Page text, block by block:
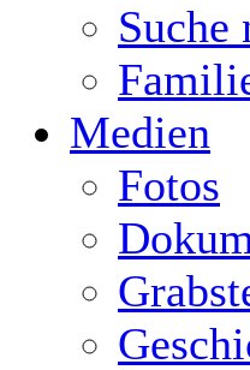
Suche
Medien
Fotos